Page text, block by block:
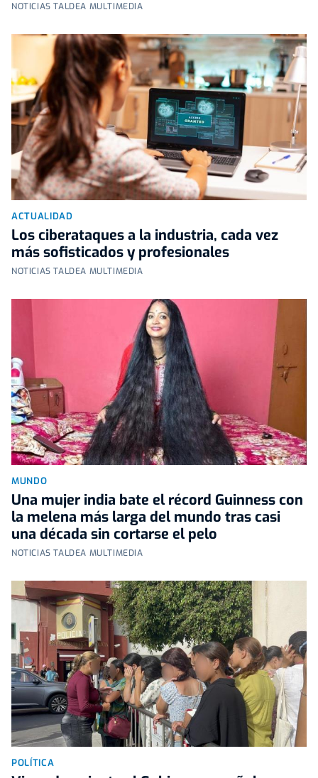
NOTICIAS TALDEA MULTIMEDIA
ACTUALIDAD
Los ciberataques a la industria, cada vez
más sofisticados y profesionales
NOTICIAS TALDEA MULTIMEDIA
MUNDO
Una mujer india bate el récord Guinness con
la melena más larga del mundo tras casi
una década sin cortarse el pelo
NOTICIAS TALDEA MULTIMEDIA
POLÍTICA